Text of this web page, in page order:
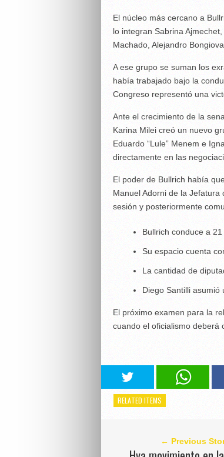
El núcleo más cercano a
lo integran Sabrina
Machado, Alejandro
A ese grupo se suman los
había trabajado bajo la
Congreso representó una
Ante el crecimiento de la
Karina Milei creó un nuevo
Eduardo “Lule” Menem e
directamente en las
El poder de Bullrich había
Manuel Adorni de la
sesión y posteriormente
Bullrich conduce a
Su espacio cuenta
La cantidad de
Diego Santilli asumió
El próximo examen para la
cuando el oficialismo deberá
RELATED ITEMS
← Previous